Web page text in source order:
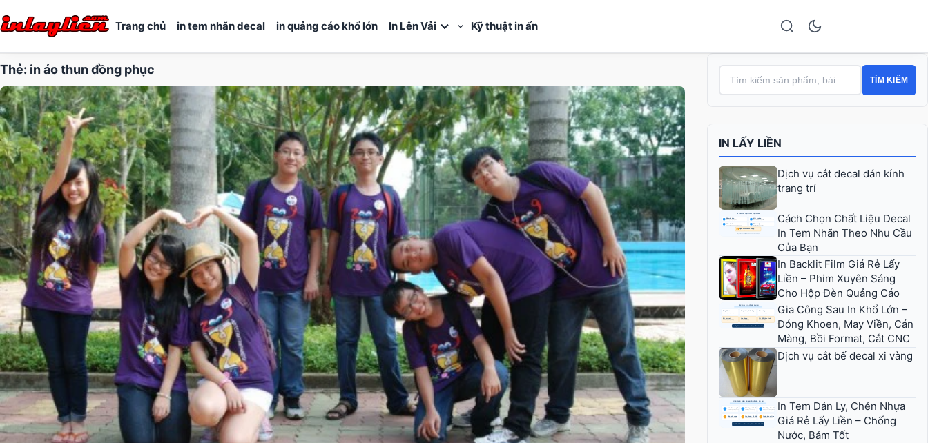
Trang chủ in tem nhãn decal in quảng cáo khổ lớn In Lên Vải Kỹ thuật in ấn
Thẻ: in áo thun đồng phục
TÌM KIẾM
IN LẤY LIỀN
Dịch vụ cắt decal dán kính
trang trí
Cách Chọn Chất Liệu Decal
In Tem Nhãn Theo Nhu Cầu
Của Bạn
In Backlit Film Giá Rẻ Lấy
Liền – Phim Xuyên Sáng
Cho Hộp Đèn Quảng Cáo
Gia Công Sau In Khổ Lớn –
Đóng Khoen, May Viền, Cán
Màng, Bồi Format, Cắt CNC
Dịch vụ cắt bế decal xi vàng
In Tem Dán Ly, Chén Nhựa
Giá Rẻ Lấy Liền – Chống
Nước, Bám Tốt